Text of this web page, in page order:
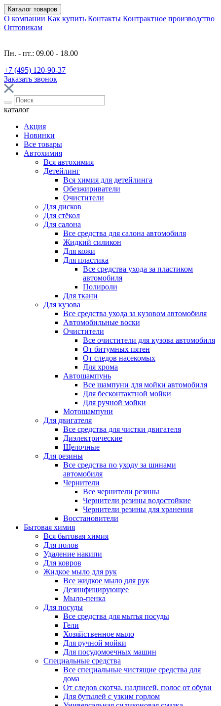
Каталог товаров
О компании Как купить Контакты Контрактное производство
Оптовикам
Пн. - пт.: 09.00 - 18.00
+7 (495) 120-90-37
Заказать звонок
каталог
Акция
Новинки
Все товары
Автохимия
Вся автохимия
Детейлинг
Вся химия для детейлинга
Обезжириватели
Очистители
Для дисков
Для стёкол
Для салона
Все средства для салона автомобиля
Жидкий силикон
Для кожи
Для пластика
Все средства ухода за пластиком
автомобиля
Полироли
Для ткани
Для кузова
Все средства ухода за кузовом автомобиля
Автомобильные воски
Очистители
Все очистители для кузова автомобиля
От битумных пятен
От следов насекомых
Для хрома
Автошампунь
Все шампуни для мойки автомобиля
Для бесконтактной мойки
Для ручной мойки
Мотошампуни
Для двигателя
Все средства для чистки двигателя
Диэлектрические
Щелочные
Для резины
Все средства по уходу за шинами
автомобиля
Чернители
Все чернители резины
Чернители резины водостойкие
Чернители резины для хранения
Восстановители
Бытовая химия
Вся бытовая химия
Для полов
Удаление накипи
Для ковров
Жидкое мыло для рук
Все жидкое мыло для рук
Дезинфицирующее
Мыло-пенка
Для посуды
Все средства для мытья посуды
Гели
Хозяйственное мыло
Для ручной мойки
Для посудомоечных машин
Специальные средства
Все специальные чистящие средства для
дома
От следов скотча, надписей, полос от обуви
Для бутылей с узким горлом